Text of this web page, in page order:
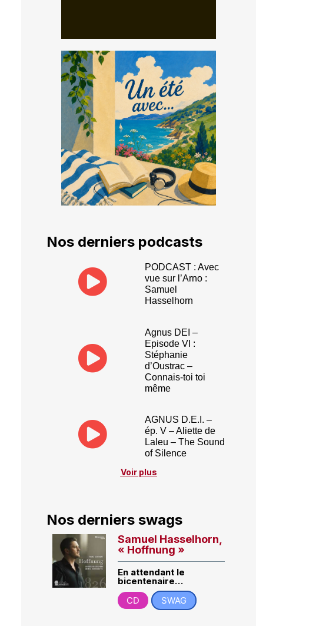
Nos derniers podcasts
PODCAST : Avec
vue sur l’Arno :
Samuel
Hasselhorn
Agnus DEI –
Episode VI :
Stéphanie
d’Oustrac –
Connais-toi toi
même
AGNUS D.E.I. –
ép. V – Aliette de
Laleu – The Sound
of Silence
Voir plus
Nos derniers swags
Samuel Hasselhorn,
« Hoffnung »
En attendant le
bicentenaire…
CD
SWAG